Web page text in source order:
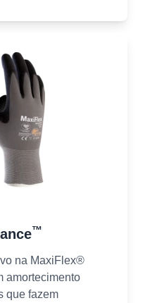
™
na MaxiFlex®
amortecimento
que fazem